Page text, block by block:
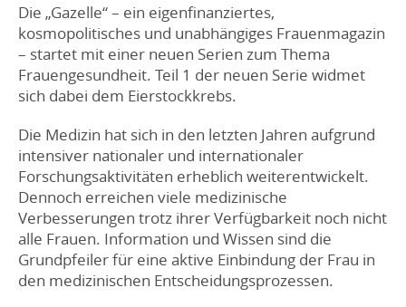
Die „Gazelle“ – ein eigenfinanziertes,
kosmopolitisches und unabhängiges Frauenmagazin
– startet mit einer neuen Serien zum Thema
Frauengesundheit. Teil 1 der neuen Serie widmet
sich dabei dem Eierstockkrebs.
Die Medizin hat sich in den letzten Jahren aufgrund
intensiver nationaler und internationaler
Forschungsaktivitäten erheblich weiterentwickelt.
Dennoch erreichen viele medizinische
Verbesserungen trotz ihrer Verfügbarkeit noch nicht
alle Frauen. Information und Wissen sind die
Grundpfeiler für eine aktive Einbindung der Frau in
den medizinischen Entscheidungsprozessen.